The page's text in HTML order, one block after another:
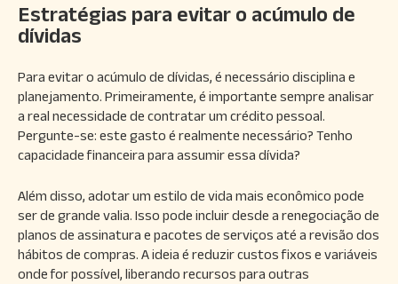
Estratégias para evitar o acúmulo de
dívidas
Para evitar o acúmulo de dívidas, é necessário disciplina e
planejamento. Primeiramente, é importante sempre analisar
a real necessidade de contratar um crédito pessoal.
Pergunte-se: este gasto é realmente necessário? Tenho
capacidade financeira para assumir essa dívida?
Além disso, adotar um estilo de vida mais econômico pode
ser de grande valia. Isso pode incluir desde a renegociação de
planos de assinatura e pacotes de serviços até a revisão dos
hábitos de compras. A ideia é reduzir custos fixos e variáveis
onde for possível, liberando recursos para outras